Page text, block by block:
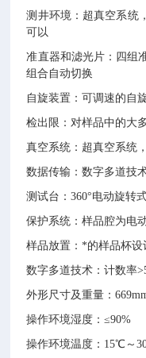
测井环境：超真空系统
可以
准直器和滤光片：四组
组合自动切换
自旋装置：可调速的自
检出限：对样品中的大
真空系统：超真空系统
数据传输：数字多道技
测试台：360°电动旋转
保护系统：样品腔为电
样品放置：*的样品杯
数字多道技术：计数率
外形尺寸及重量：
操作环境湿度：≤90%
操作环境温度：15℃～